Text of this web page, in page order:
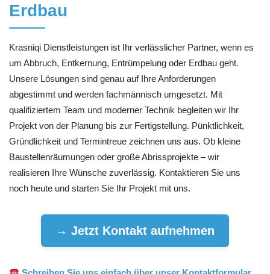
Erdbau
Krasniqi Dienstleistungen ist Ihr verlässlicher Partner, wenn es
um Abbruch, Entkernung, Entrümpelung oder Erdbau geht.
Unsere Lösungen sind genau auf Ihre Anforderungen
abgestimmt und werden fachmännisch umgesetzt. Mit
qualifiziertem Team und moderner Technik begleiten wir Ihr
Projekt von der Planung bis zur Fertigstellung. Pünktlichkeit,
Gründlichkeit und Termintreue zeichnen uns aus. Ob kleine
Baustellenräumungen oder große Abrissprojekte – wir
realisieren Ihre Wünsche zuverlässig. Kontaktieren Sie uns
noch heute und starten Sie Ihr Projekt mit uns.
→ Jetzt Kontakt aufnehmen